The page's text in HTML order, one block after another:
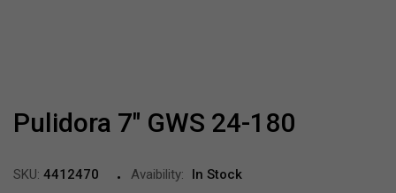
Pulidora 7″ GWS 24-180
SKU: 4412470 Avaibility:
In Stock